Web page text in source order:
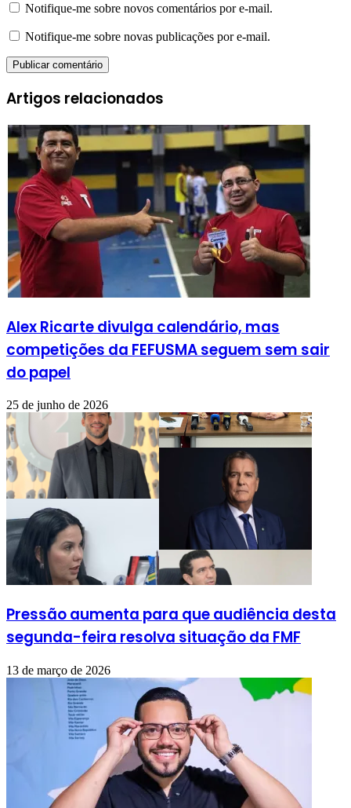
Notifique-me sobre novos comentários por e-mail.
Notifique-me sobre novas publicações por e-mail.
Artigos relacionados
Alex Ricarte divulga calendário, mas
competições da FEFUSMA seguem sem sair
do papel
25 de junho de 2026
Pressão aumenta para que audiência desta
segunda-feira resolva situação da FMF
13 de março de 2026